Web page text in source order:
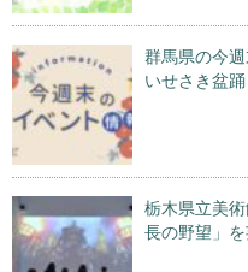
群馬県の今
いせさき盆
栃木県立美
長の野望」